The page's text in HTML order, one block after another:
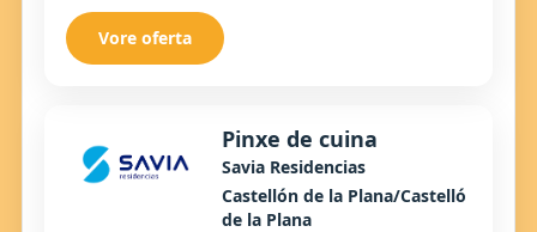
Vore oferta
Pinxe de cuina
Savia Residencias
Castellón de la Plana/Castelló
de la Plana